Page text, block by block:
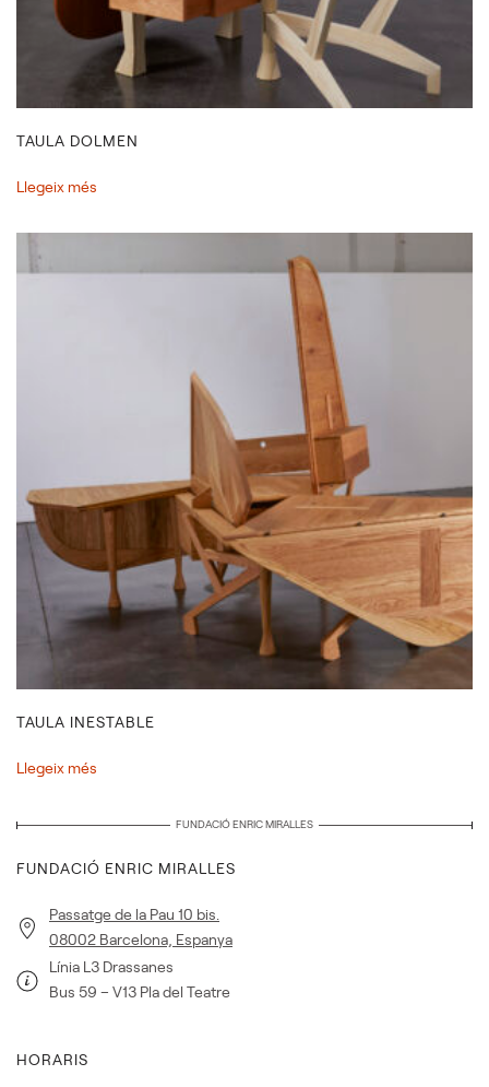
TAULA DOLMEN
Llegeix més
TAULA INESTABLE
Llegeix més
FUNDACIÓ ENRIC MIRALLES
FUNDACIÓ ENRIC MIRALLES
Passatge de la Pau 10 bis.
08002 Barcelona, Espanya
Línia L3 Drassanes
Bus 59 – V13 Pla del Teatre
HORARIS